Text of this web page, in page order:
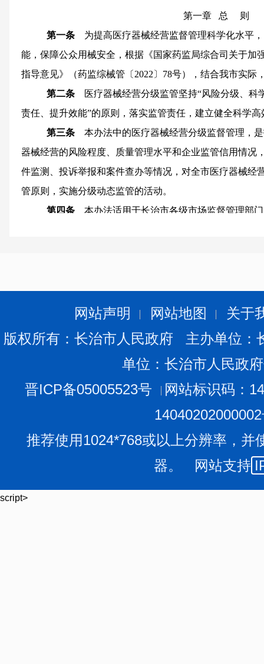
第一章 总 则
第一条 为提高医疗器械经营监督管理科学化水平
能，保障公众用械安全，根据《国家药监局综合司关于加
指导意见》（药监综械管〔2022〕78号），结合我市实际
第二条 医疗器械经营分级监管坚持“风险分级、科
责任、提升效能”的原则，落实监管责任，建立健全科学
第三条 本办法中的医疗器械经营分级监督管理，
器械经营的风险程度、质量管理水平和企业监管信用情况
件监测、投诉举报和案件查办等情况，对全市医疗器械经
管原则，实施分级动态监管的活动。
第四条 本办法适用于长治市各级市场监督管理部
等因素，对国家局目录进行补充，确定《长治市医疗器
工作的落实。
各县（区）市场监管局，各派出分局负责
管理的具体工作，结合辖区情况，制定检查计划并组织实
管，确保全覆盖、无缝隙。
第三章 经营企业分级
网站声明 网站地图
关于
版权所有：长治市人民政府 主办单位
单位：长治市人民政
晋ICP备05005523号
网站标识码：
推荐使用1024*768或以上分辨率，并
器。 网站支持
script>